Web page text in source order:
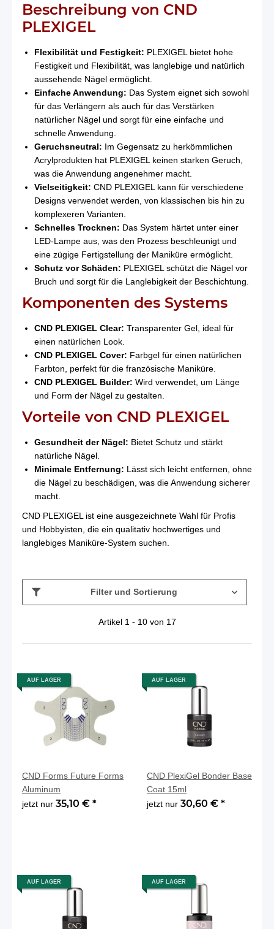
Beschreibung von CND
PLEXIGEL
Flexibilität und Festigkeit: PLEXIGEL bietet hohe
Festigkeit und Flexibilität, was langlebige und natürlich
aussehende Nägel ermöglicht.
Einfache Anwendung: Das System eignet sich sowohl
für das Verlängern als auch für das Verstärken
natürlicher Nägel und sorgt für eine einfache und
schnelle Anwendung.
Geruchsneutral: Im Gegensatz zu herkömmlichen
Acrylprodukten hat PLEXIGEL keinen starken Geruch,
was die Anwendung angenehmer macht.
Vielseitigkeit: CND PLEXIGEL kann für verschiedene
Designs verwendet werden, von klassischen bis hin zu
komplexeren Varianten.
Schnelles Trocknen: Das System härtet unter einer
LED-Lampe aus, was den Prozess beschleunigt und
eine zügige Fertigstellung der Maniküre ermöglicht.
Schutz vor Schäden: PLEXIGEL schützt die Nägel vor
Bruch und sorgt für die Langlebigkeit der Beschichtung.
Komponenten des Systems
CND PLEXIGEL Clear: Transparenter Gel, ideal für
einen natürlichen Look.
CND PLEXIGEL Cover: Farbgel für einen natürlichen
Farbton, perfekt für die französische Maniküre.
CND PLEXIGEL Builder: Wird verwendet, um Länge
und Form der Nägel zu gestalten.
Vorteile von CND PLEXIGEL
Gesundheit der Nägel: Bietet Schutz und stärkt
natürliche Nägel.
Minimale Entfernung: Lässt sich leicht entfernen, ohne
die Nägel zu beschädigen, was die Anwendung sicherer
macht.
CND PLEXIGEL ist eine ausgezeichnete Wahl für Profis
und Hobbyisten, die ein qualitativ hochwertiges und
langlebiges Maniküre-System suchen.
Filter und Sortierung
Artikel 1 - 10 von 17
AUF LAGER
CND Forms Future Forms
Aluminum
jetzt nur 35,10 € *
AUF LAGER
CND PlexiGel Bonder Base
Coat 15ml
jetzt nur 30,60 € *
AUF LAGER AUF LAGER